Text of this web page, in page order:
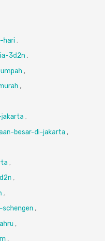
hari ,
3d2n ,
,
,
,
besar-di-jakarta ,
,
,
,
,
,
,